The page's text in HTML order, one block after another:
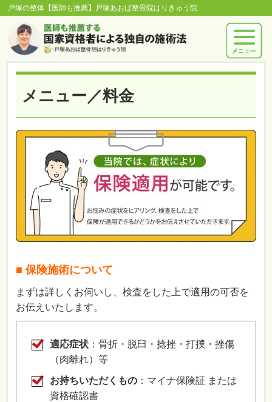
戸塚の整体【医師も推薦】戸塚あおば整骨院はりきゅう院
メニュー／料金
■ 保険施術について
まずは詳しくお伺いし、検査をした上で適用の可否を
お伝えいたします。
適応症状 ：骨折・脱臼・捻挫・打撲・挫傷
（肉離れ）等
お持ちいただくもの ：マイナ保険証 または
資格確認書